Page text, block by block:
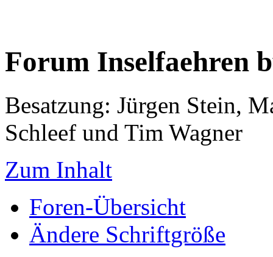
Forum Inselfaehren
Besatzung: Jürgen Stein,
Schleef und Tim Wagner
Zum Inhalt
Foren-Übersicht
Ändere Schriftgröße